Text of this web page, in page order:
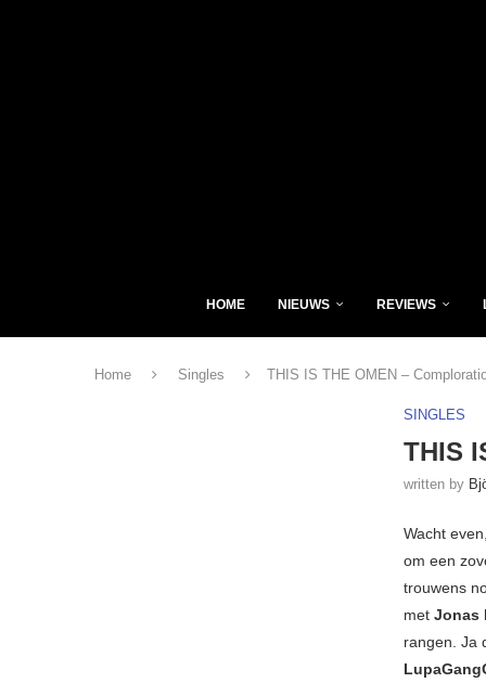
HOME NIEUWS REVIEWS
Home Singles THIS IS THE OMEN –
SINGLES
THIS
written by
Wacht
om een
trouwens
met Jonas
rangen. Ja